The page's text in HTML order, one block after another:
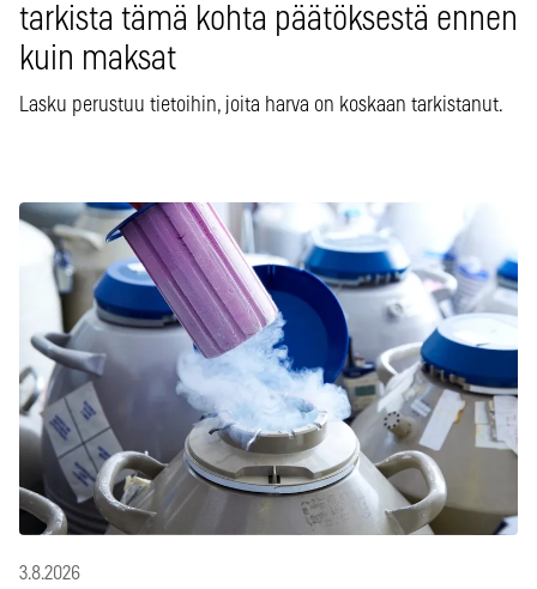
tarkista tämä kohta päätöksestä ennen
kuin maksat
Lasku perustuu tietoihin, joita harva on koskaan tarkistanut.
3.8.2026